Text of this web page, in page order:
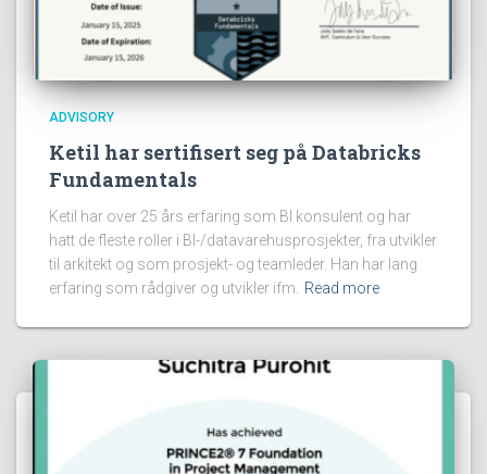
ADVISORY
Ketil har sertifisert seg på Databricks
Fundamentals
Ketil har over 25 års erfaring som BI konsulent og har
hatt de fleste roller i BI-/datavarehusprosjekter, fra utvikler
til arkitekt og som prosjekt- og teamleder. Han har lang
erfaring som rådgiver og utvikler ifm.
Read more